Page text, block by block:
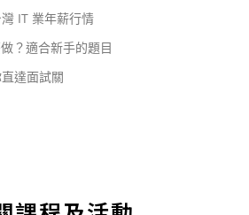
IT 業年薪行情
？適合新手的題目
達面試關